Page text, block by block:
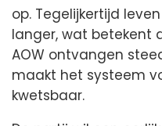
op. Tegelijkertijd
langer, wat betekent
AOW ontvangen
maakt het systeem
kwetsbaar.